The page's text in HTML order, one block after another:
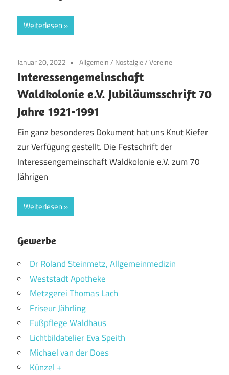
Weiterlesen
Januar 20, 2022 Allgemein/ Nostalgie/Vereine
Interessengemeinschaft
Waldkolonie e.V. Jubiläumsschrift 70
Jahre 1921-1991
Ein ganz besonderes Dokument hat uns Knut Kiefer
zur Verfügung gestellt. Die Festschrift der
Interessengemeinschaft Waldkolonie e.V. zum 70
Jährigen
Weiterlesen
Gewerbe
Dr Roland Steinmetz, Allgemeinmedizin
Weststadt Apotheke
Metzgerei Thomas Lach
Friseur Jährling
Fußpflege Waldhaus
Lichtbildatelier Eva Speith
Michael van der Does
Künzel +